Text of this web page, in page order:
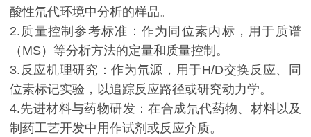
酸性氘代环境中分析的样品。
2.质量控制参考标准：作为同位素内标，用于质谱
（MS）等分析方法的定量和质量控制。
3.反应机理研究：作为氘源，用于H/D交换反应、同
位素标记实验，以追踪反应路径或研究动力学。
4.先进材料与药物研发：在合成氘代药物、材料以及
制药工艺开发中用作试剂或反应介质。